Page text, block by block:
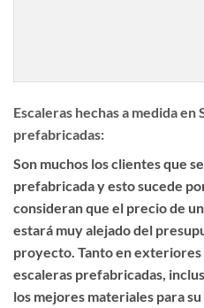
Escaleras hechas a medida
prefabricadas:
Son muchos los clientes que
prefabricada y esto sucede
consideran que el precio de
estará muy alejado del
proyecto. Tanto en
escaleras prefabricadas,
los mejores materiales para